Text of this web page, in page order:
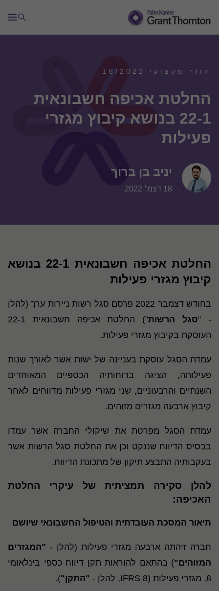
חוזר מקצועי 16/2022
החלטת אכיפה חשבונאית
22-1 בנושא קיבוץ מגזרי
פעילות
יניב בן ברוך
18 דצמ׳ 2022
החלטת אכיפה חשבונאית 22-1 בנושא
קיבוץ מגזרי פעילות
בחודש דצמבר 2022 פרסם סגל רשות ניירות ערך (להלן
- "סגל הרשות
") החלטת אכיפה חשבונאית 22-1
העוסקת בקיבוץ מגזרי פעילות.
עמדת הסגל עוסקת בעניינה של ישות אשר לאורך שנות
פעילותה, הציגה בדוחותיה הכספיים המאוחדים
השנתיים והרבעוניים, שני מגזרי פעילות מדווחים לאחר
קיבוץ ארבעה מגזרים מזוהים.
עמדת הסגל מפרטת את שיקולי החברה אשר עמדו
בבסיס הדיווח שננקט וכן את החלטת סגל הרשות אשר
בעקבותיה התבצע תיקון של מתכונת הדיווח.
להלן סקירה תמציתית של עיקרי החלטת
האכיפה:
תיאור המסכת העובדתית והטיפול החשבונאי שיושם
חברה זיהתה ארבעה מגזרי פעילות (להלן - "המגזרים
המזוהים") בהתאם להוראות תקן דיווח כספי בינלאומי
8, מגזרי פעילות (
IFRS 8, להלן - "התקן").